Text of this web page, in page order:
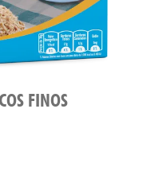
FINOS